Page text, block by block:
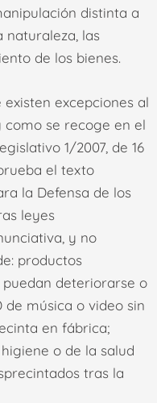
distinta a
naturaleza, las
de los bienes.
excepciones al
se recoge en el
1/2007, de 16
el texto
la Defensa de los
leyes
y no
productos
deteriorarse o
de música o video sin
en fábrica;
o de la salud
tras la